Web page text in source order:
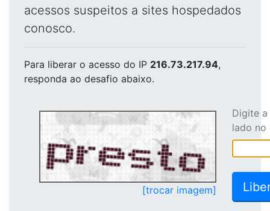
acessos suspeitos a sites hospedados
conosco.
Para liberar o acesso do IP 216.73.217.94,
responda ao desafio abaixo.
[trocar imagem]
Digite
lado no